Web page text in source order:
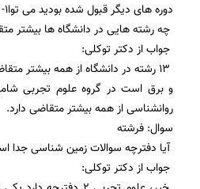
دوره های دیگر قبول شده بودید می توا1- سوال: امیر
چه رشته هایی در دانشگاه ها بیشتر
جواب از دکتر توکلی:
13 رشته در دانشگاه از همه بیشتر
و برق است در گروه علوم تجربی
روانشناسی از همه بیشتر متقاضی دارد.
سوال: فرشته
آیا دفترچه سوالات زمین شناسی جدا
جواب از دکتر توکلی: